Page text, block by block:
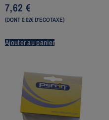
7,62 €
(DONT 0.02€ D'ECOTAXE)
Ajouter au panier